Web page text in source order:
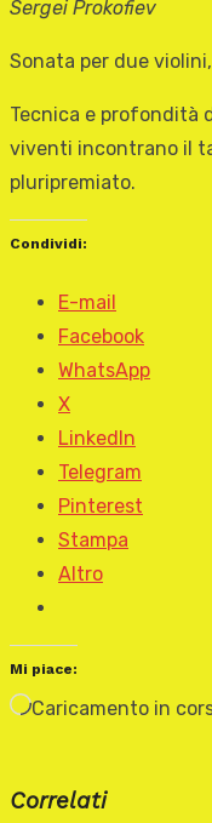
Sergei Prokofiev
Sonata per due
Tecnica e profondità
viventi incontrano il
pluripremiato.
Condividi:
E-mail
Facebook
WhatsApp
X
LinkedIn
Telegram
Pinterest
Stampa
Altro
Mi piace:
Caricamento in
Correlati